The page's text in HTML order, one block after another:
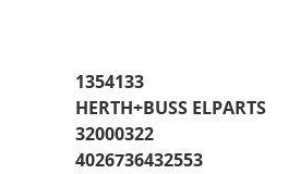
1354133
HERTH+BUSS ELPARTS
32000322
4026736432553